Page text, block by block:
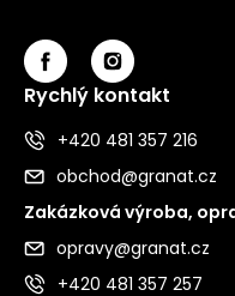
Rychlý kontakt
+420 481 357 216
obchod@granat.cz
Zakázková výroba,
opravy@granat.cz
+420 481 357 257